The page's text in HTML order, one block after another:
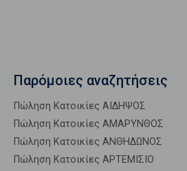
Παρόμοιες αναζητήσεις
Πώληση Κατοικίες ΑΙΔΗΨΟΣ
Πώληση Κατοικίες ΑΜΑΡΥΝΘΟΣ
Πώληση Κατοικίες ΑΝΘΗΔΩΝΟΣ
Πώληση Κατοικίες ΑΡΤΕΜΙΣΙΟ